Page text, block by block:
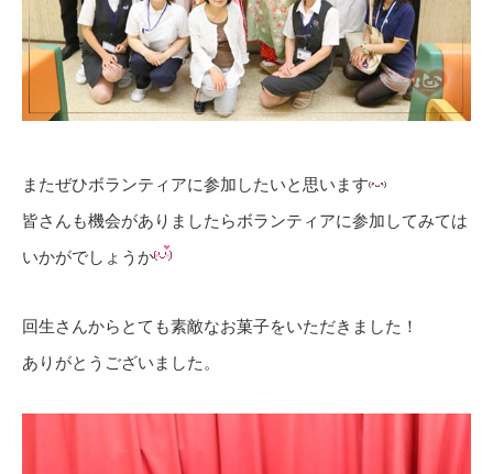
またぜひボランティアに参加したいと思います
皆さんも機会がありましたらボランティアに参加してみては
いかがでしょうか
回生さんからとても素敵なお菓子をいただきました！
ありがとうございました。